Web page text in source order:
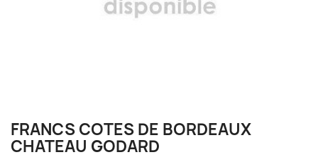
FRANCS COTES DE BORDEAUX
CHATEAU GODARD